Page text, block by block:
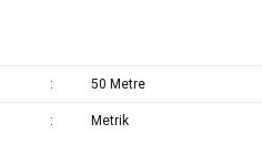
: 50 Metre
: Metrik